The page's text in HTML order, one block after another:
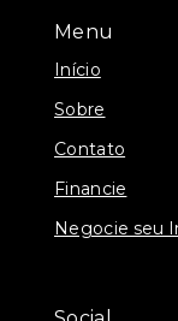
Menu
Início
Sobre
Contato
Financie
Negocie seu